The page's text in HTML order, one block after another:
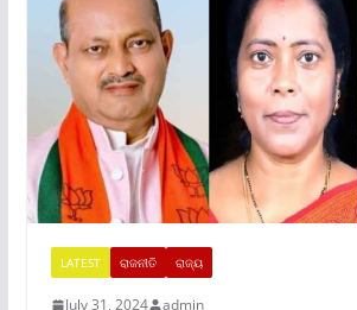
LATEST ରାଜନୀତି ରାଜ୍ୟ
July 31, 2024 admin